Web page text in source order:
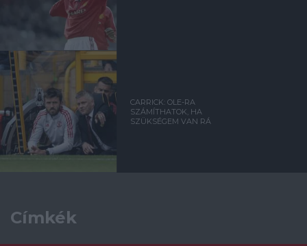
CARRICK: OLE-RA
SZÁMÍTHATOK, HA
SZÜKSÉGEM VAN RÁ
Címkék